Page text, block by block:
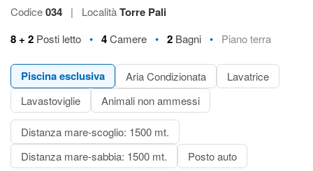
Codice034 | LocalitàTorre Pali
8 + 2 Posti letto • 4Camere • 2 Bagni • Piano terra
Piscina esclusiva Aria Condizionata
Lavatrice
Lavastoviglie
Animali non ammessi
Distanza mare-scoglio: 1500 mt.
Distanza mare-sabbia: 1500 mt.
Posto auto